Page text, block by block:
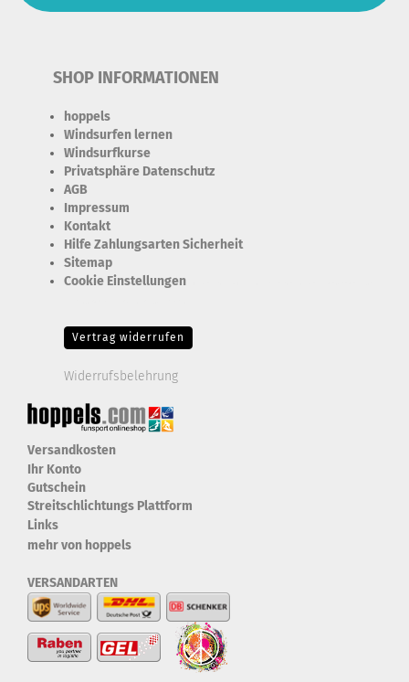
SHOP INFORMATIONEN
hoppels
Windsurfen lernen
Windsurfkurse
Privatsphäre Datenschutz
AGB
Impressum
Kontakt
Hilfe Zahlungsarten Sicherheit
Sitemap
Cookie Einstellungen
Vertrag widerrufen
Widerrufsbelehrung
Versandkosten
Ihr Konto
Gutschein
Streitschlichtungs Plattform
Links
mehr von hoppels
VERSANDARTEN